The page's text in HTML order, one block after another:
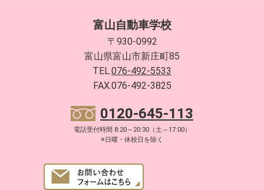
富山自動車学校
〒930-0992
富山県富山市新庄町85
TEL.076-492-5533
FAX.076-492-3825
0120-645-113
電話受付時間 8:20～20:30（土～17:00）
※日曜・休校日を除く